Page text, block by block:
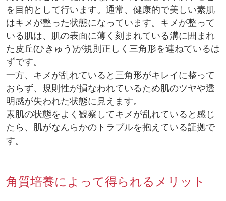
を目的として行います。通常、健康的で美しい素肌
はキメが整った状態になっています。キメが整って
いる肌は、肌の表面に薄く刻まれている溝に囲まれ
た皮丘(ひきゅう)が規則正しく三角形を連ねているは
ずです。
一方、キメが乱れていると三角形がキレイに整って
おらず、規則性が損なわれているため肌のツヤや透
明感が失われた状態に見えます。
素肌の状態をよく観察してキメが乱れていると感じ
たら、肌がなんらかのトラブルを抱えている証拠で
す。
角質培養によって得られるメリット